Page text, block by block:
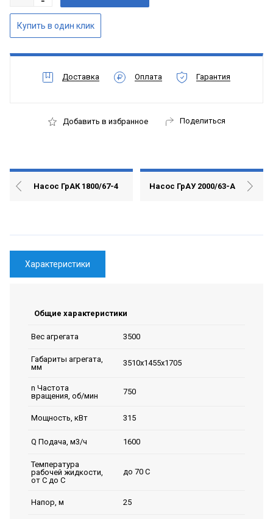
Доставка Оплата Гарантия
Добавить в избранное Поделиться
Насос ГрАК 1800/67-4 Насос ГрАУ 2000/63-А
Характеристики
Общие характеристики
Вес агрегата 3500
Габариты агрегата,
мм
3510х1455х1705
n Частота
вращения, об/мин
750
Мощность, кВт 315
Q Подача, м3/ч 1600
Температура
рабочей жидкости,
от С до С
до 70 С
Напор, м 25